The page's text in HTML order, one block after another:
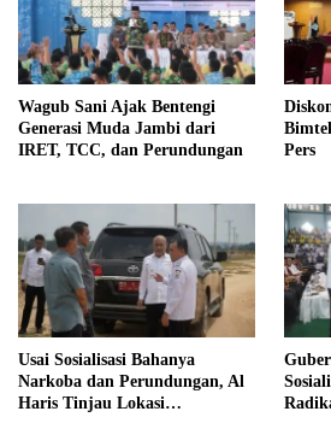
Wagub Sani Ajak Bentengi
Generasi Muda Jambi dari
IRET, TCC, dan Perundungan
Pers
Usai Sosialisasi Bahanya
Narkoba dan Perundungan, Al
Haris Tinjau Lokasi